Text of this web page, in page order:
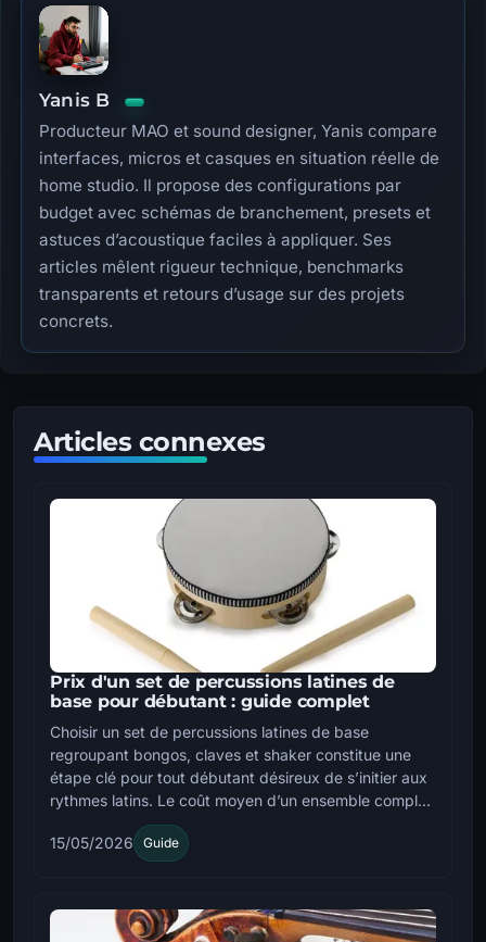
Yanis B
Producteur MAO et sound designer, Yanis compare
interfaces, micros et casques en situation réelle de
home studio. Il propose des configurations par
budget avec schémas de branchement, presets et
astuces d’acoustique faciles à appliquer. Ses
articles mêlent rigueur technique, benchmarks
transparents et retours d’usage sur des projets
concrets.
Articles connexes
Prix d'un set de percussions latines de
base pour débutant : guide complet
Choisir un set de percussions latines de base
regroupant bongos, claves et shaker constitue une
étape clé pour tout débutant désireux de s’initier aux
rythmes latins. Le coût moyen d’un ensemble compl...
15/05/2026 Guide